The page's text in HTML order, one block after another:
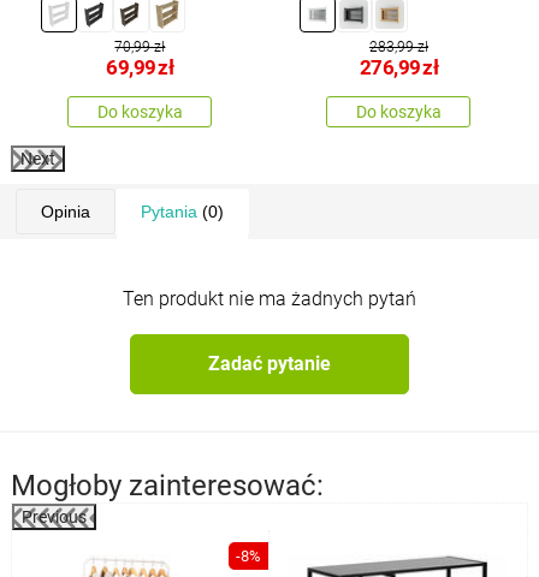
70,99 zł
69,99zł
Do koszyka
283,99 zł
276,99zł
Do koszyka
Next
Opinia Pytania (0)
Ten produkt nie ma żadnych pytań
Zadać pytanie
Mogłoby zainteresować:
Previous
-8%